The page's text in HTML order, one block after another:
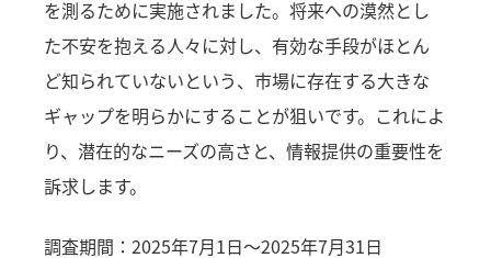
を測るために実施されました。将来への漠然とし
た不安を抱える人々に対し、有効な手段がほとん
ど知られていないという、市場に存在する大きな
ギャップを明らかにすることが狙いです。これによ
り、潜在的なニーズの高さと、情報提供の重要性を
訴求します。
調査期間：2025年7月1日～2025年7月31日